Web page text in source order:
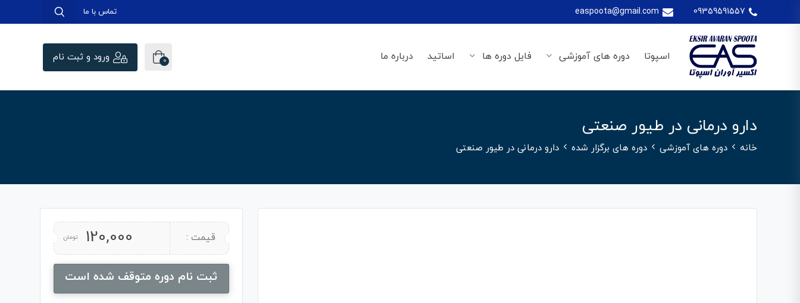
09359591557
easpoota@gmail.com تماس با ما
اسپوتا دوره های آموزشی فایل دوره ها اساتید درباره ما 0 ورود و ثبت نام
دارو درمانی در طیور صنعتی
خانه دوره های آموزشی دوره های برگزار شده دارو درمانی در طیور صنعتی
قیمت : 120,000 تومان
ثبت نام دوره متوقف شده است